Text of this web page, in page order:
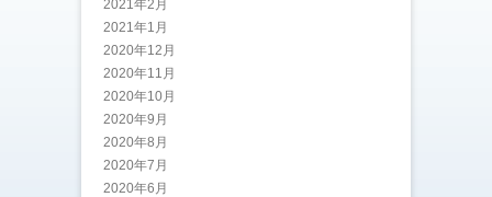
2021年2月
2021年1月
2020年12月
2020年11月
2020年10月
2020年9月
2020年8月
2020年7月
2020年6月